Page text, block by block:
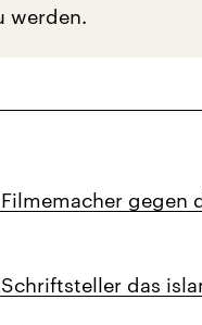
werden.
gegen
das